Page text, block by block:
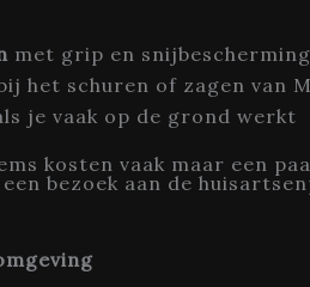
met grip en snijbescherming
het schuren of zagen van
je vaak op de grond werkt
kosten vaak maar een
bezoek aan de